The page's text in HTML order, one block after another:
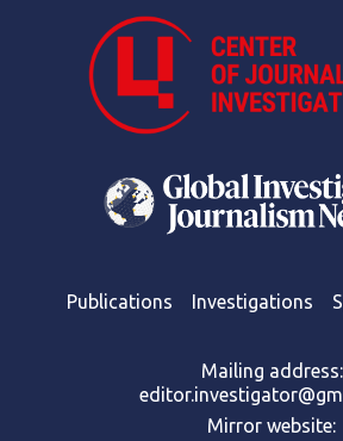
Publications Investigations
Mailing address:
Mirror website: